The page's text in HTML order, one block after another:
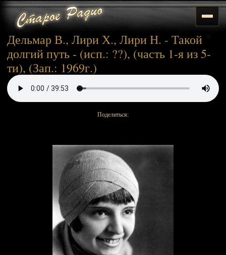
Дельмар В., Лири Х., Лири Н. - Такой
долгий путь - (исп.: ??), (часть 1-я из 5-
ти), (Зап.: 1969г.)
Поделиться: